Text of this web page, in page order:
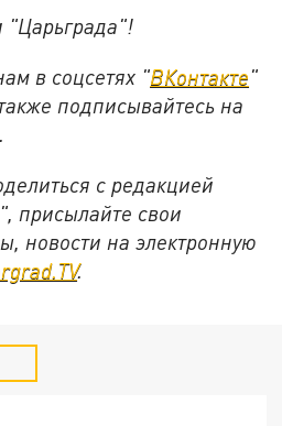
"Царьграда"!
в соцсетях "ВКонтакте"
подписывайтесь на
.
с редакцией
присылайте свои
новости на электронную
.